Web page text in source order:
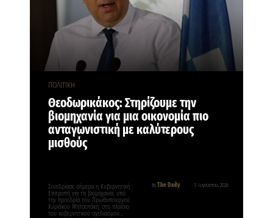
ΠΟΛΙΤΙΚΗ
Θεοδωρικάκος: Στηρίζουμε την
βιομηχανία για μια οικονομία πιο
ανταγωνιστική με καλύτερους
μισθούς
By The Daily 7 Αυγούστου, 2026
Συνεδρίασε σήμερα η Κυβερνητική
Επιτροπή για τη βιομηχανία, υπό
την προεδρία του Πρωθυπουργού
Κυριάκου Μητσοτάκη, στο πλαίσιο
του κυβερνητικού σχεδιασμού…